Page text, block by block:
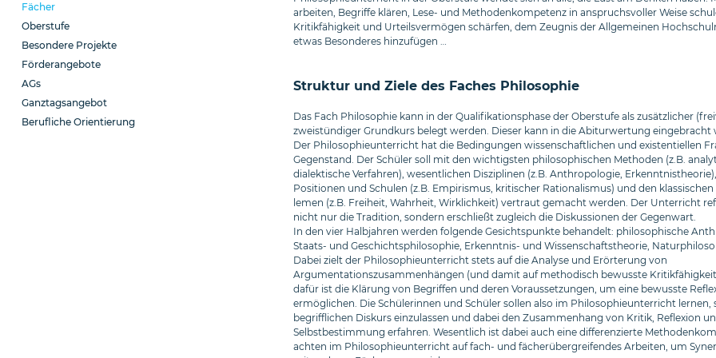
Fächer
Oberstufe
Besondere Projekte
Förderangebote
AGs
Ganztagsangebot
Berufliche Orientierung
arbeiten, Begriffe klären, Lese- und Methodenkompetenz in anspruchsvoller Weise
Kritikfähigkeit und Urteilsvermögen schärfen, dem Zeugnis der Allgemeinen
etwas Besonderes hinzufügen …
Struktur und Ziele des Faches Philosophie
Das Fach Philosophie kann in der Qualifikationsphase der Oberstufe als zusätzlicher
zweistündiger Grundkurs belegt werden. Dieser kann in die Abiturwertung eingebracht
Der Philosophieunterricht hat die Bedingungen wissenschaftlichen und existentiellen
Gegenstand. Der Schüler soll mit den wichtigsten philosophischen Methoden (z.B.
dialektische Verfahren), wesentlichen Disziplinen (z.B. Anthropologie,
Positionen und Schulen (z.B. Empirismus, kritischer Rationalismus) und den
lemen (z.B. Freiheit, Wahrheit, Wirklichkeit) vertraut gemacht werden. Der Unterricht
nicht nur die Tradition, sondern erschließt zugleich die Diskussionen der Gegenwart.
In den vier Halbjahren werden folgende Gesichtspunkte behandelt: philosophische
Staats- und Geschichtsphilosophie, Erkenntnis- und Wissenschaftstheorie,
Dabei zielt der Philosophieunterricht stets auf die Analyse und Erörterung von
Argumentationszusammenhängen (und damit auf methodisch bewusste
dafür ist die Klärung von Begriffen und deren Voraussetzungen, um eine bewusste
ermöglichen. Die Schülerinnen und Schüler sollen also im Philosophieunterricht lernen,
begrifflichen Diskurs einzulassen und dabei den Zusammenhang von Kritik, Reflexion
Selbstbestimmung erfahren. Wesentlich ist dabei auch eine differenzierte
achten im Philosophieunterricht auf fach- und fächerübergreifendes Arbeiten, um